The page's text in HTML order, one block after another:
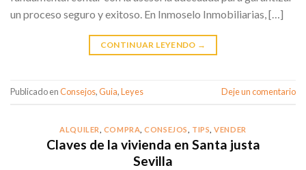
un proceso seguro y exitoso. En Inmoselo Inmobiliarias, […]
CONTINUAR LEYENDO →
Publicado enConsejos,Guia,Leyes Deje un comentario
ALQUILER COMPRA ,CONSEJOS TIPS ,VENDER
Claves de la vivienda en Santa justa
Sevilla